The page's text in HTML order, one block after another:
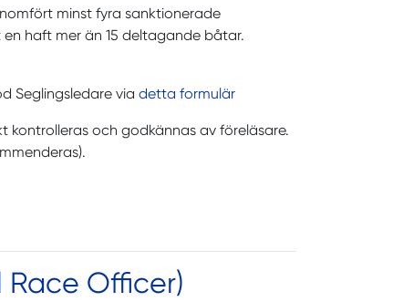
minst fyra sanktionerade
haft mer än 15 deltagande båtar.
Seglingsledare via detta formulär
kontrolleras och godkännas av föreläsare.
Officer)